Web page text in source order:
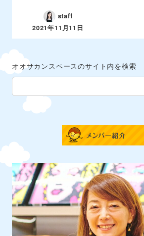
staff
2021年11月11日
オオサカンスペースのサイト内を検索